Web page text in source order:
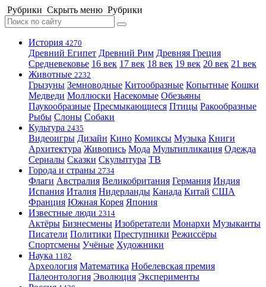
Рубрики Скрыть меню Рубрики
История 4270
Древний Египет Древний Рим Древняя Греция
Средневековье 16 век 17 век 18 век 19 век 20 век 21 век
Животные 2232
Грызуны Земноводные Китообразные Копытные Кошки
Медведи Моллюски Насекомые Обезьяны
Паукообразные Пресмыкающиеся Птицы Ракообразные
Рыбы Слоны Собаки
Культура 2435
Видеоигры Дизайн Кино Комиксы Музыка Книги
Архитектура Живопись Мода Мультипликация Одежда
Сериалы Сказки Скульптура ТВ
Города и страны 2734
Флаги Австралия Великобритания Германия Индия
Испания Италия Нидерланды Канада Китай США
Франция Южная Корея Япония
Известные люди 2314
Актёры Бизнесмены Изобретатели Монархи Музыканты
Писатели Политики Преступники Режиссёры
Спортсмены Учёные Художники
Наука 1182
Археология Математика Нобелевская премия
Палеонтология Эволюция Эксперименты